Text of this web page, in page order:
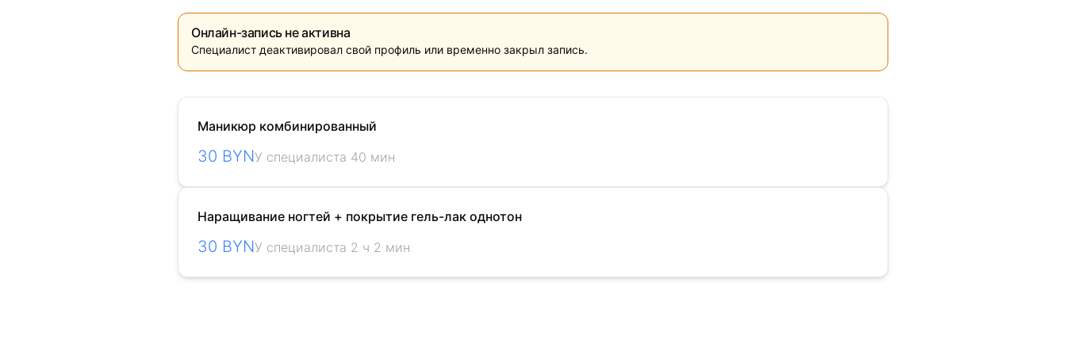
Онлайн-запись не активна
Специалист деактивировал свой профиль или временно закрыл запись.
Маникюр комбинированный
30 BYNУ специалиста 40 мин
Наращивание ногтей + покрытие гель-лак однотон
30 BYNУ специалиста 2 ч 2 мин